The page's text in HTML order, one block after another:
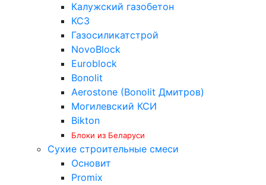
Калужский газобетон
КСЗ
Газосиликатстрой
NovoBlock
Euroblock
Bonolit
Aerostone (Bonolit Дмитров)
Могилевский КСИ
Bikton
Блоки из Беларуси
Сухие строительные смеси
Основит
Promix